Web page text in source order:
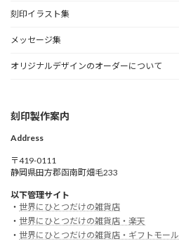
刻印イラスト集
メッセージ集
オリジナルデザインのオーダーについて
刻印製作案内
Address
〒419-0111
静岡県田方郡函南町畑毛233
以下管理サイト
・ 世界にひとつだけの雑貨店
・ 世界にひとつだけの雑貨店・楽天
・ 世界にひとつだけの雑貨店・ギフトモール